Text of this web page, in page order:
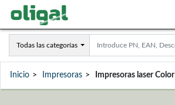
Todas las categorías
Inicio Impresoras Impresoras laser Color